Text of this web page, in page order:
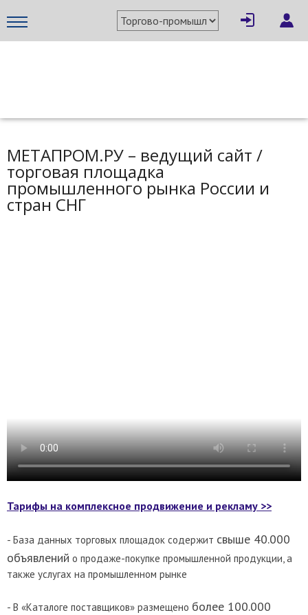
МЕТАПРОМ.РУ – ведущий сайт /
торговая площадка
промышленного рынка России и
стран СНГ
Тарифы на комплексное продвижение и рекламу >>
- База данных торговых площадок содержит свыше 40.000
объявлений о продаже-покупке промышленной продукции, а
также услугах на промышленном рынке
- В «Каталоге поставщиков» размещено более 100.000